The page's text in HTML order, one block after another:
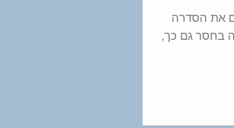
את הסדרה
בחסר גם כך,